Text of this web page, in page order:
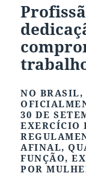
NO BRASIL,
30 DE
EXERCÍCIO
AFINAL,
FUNÇÃO,
POR